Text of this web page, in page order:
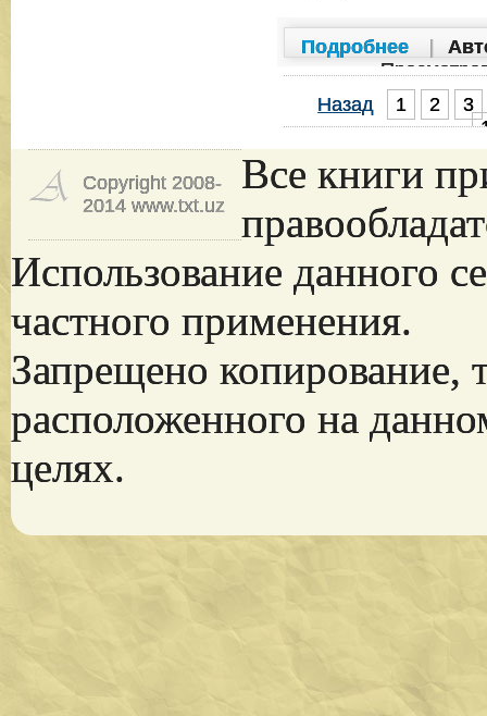
Подробнее
Назад
1 2
3
Copyright 2008-
2014 www.txt.uz
Все книги
Использование данного
частного применения.
Запрещено копирование,
расположенного на
целях.